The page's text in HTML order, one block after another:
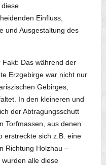
Einfluss,
und Ausgestaltung des
Fakt: Das während der
Erzgebirge war nicht nur
Gebirges,
In den kleineren und
der Abtragungsschutt
Torfmassen, aus denen
erstreckte sich z.B. eine
Richtung Holzhau –
alle diese